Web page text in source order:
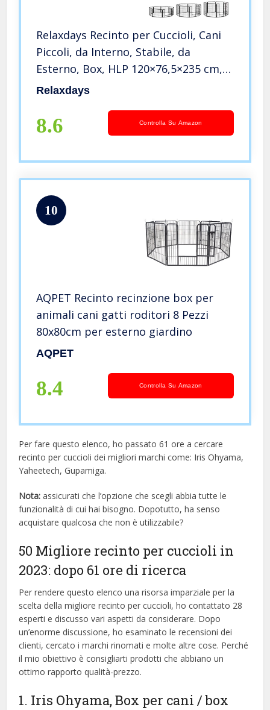
Relaxdays Recinto per Cuccioli, Cani
Piccoli, da Interno, Stabile, da
Esterno, Box, HLP 120×76,5×235 cm,
Nero
Relaxdays
8.6 Controlla Su Amazon
10
AQPET Recinto recinzione box per
animali cani gatti roditori 8 Pezzi
80x80cm per esterno giardino
AQPET
8.4 Controlla Su Amazon
Per fare questo elenco, ho passato 61 ore a cercare
recinto per cuccioli dei migliori marchi come: Iris Ohyama,
Yaheetech, Gupamiga.
Nota: assicurati che l’opzione che scegli abbia tutte le
funzionalità di cui hai bisogno. Dopotutto, ha senso
acquistare qualcosa che non è utilizzabile?
50 Migliore recinto per cuccioli in
2023: dopo 61 ore di ricerca
Per rendere questo elenco una risorsa imparziale per la
scelta della migliore recinto per cuccioli, ​​ho contattato 28
esperti e discusso vari aspetti da considerare. Dopo
un’enorme discussione, ho esaminato le recensioni dei
clienti, cercato i marchi rinomati e molte altre cose. Perché
il mio obiettivo è consigliarti prodotti che abbiano un
ottimo rapporto qualità-prezzo.
1. Iris Ohyama, Box per cani / box